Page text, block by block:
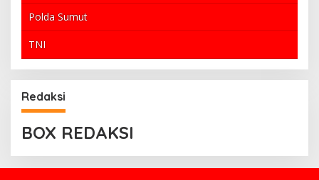
Polda Sumut
TNI
Redaksi
BOX REDAKSI